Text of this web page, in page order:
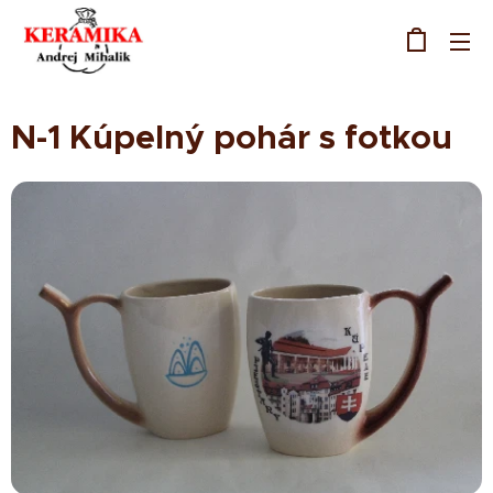
N-1 Kúpelný pohár s fotkou